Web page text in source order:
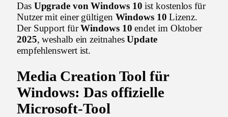
Das Upgrade von Windows 10 ist kostenlos für
Nutzer mit einer gültigen Windows 10 Lizenz.
Der Support fürWindows 10 endet im Oktober
2025, weshalb ein zeitnahesUpdate
empfehlenswert ist.
Media Creation Tool für
Windows: Das offizielle
Microsoft-Tool